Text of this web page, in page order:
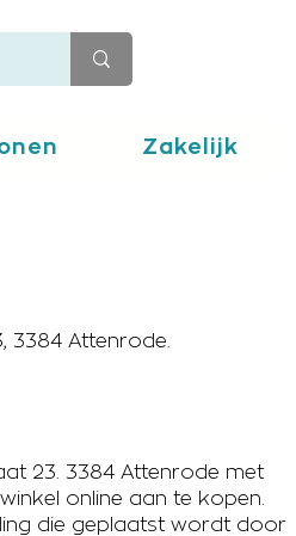
Zakelijk
3384 Attenrode.
23. 3384 Attenrode met
online aan te kopen.
die geplaatst wordt door